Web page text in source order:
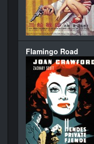
Flamingo Road